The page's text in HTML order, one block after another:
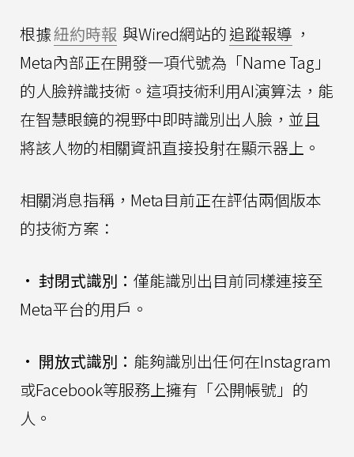
根據紐約時報 與Wired網站的追蹤報導 ，
Meta內部正在開發一項代號為「Name Tag」
的人臉辨識技術。這項技術利用AI演算法，能
在智慧眼鏡的視野中即時識別出人臉，並且
將該人物的相關資訊直接投射在顯示器上。
相關消息指稱，Meta目前正在評估兩個版本
的技術方案：
• 封閉式識別： 僅能識別出目前同樣連接至
Meta平台的用戶。
• 開放式識別： 能夠識別出任何在Instagram
或Facebook等服務上擁有「公開帳號」的
人。